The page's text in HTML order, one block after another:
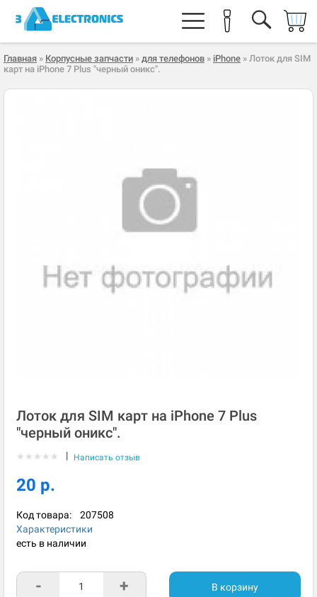
Главная » Корпусные запчасти » для телефонов » iPhone » Лоток для SIM
карт на iPhone 7 Plus "черный оникс".
Лоток для SIM карт на iPhone 7 Plus
"черный оникс".
★ ★ ★ ★ ★ | Написать отзыв
20 р.
Код товара: 207508
Характеристики
есть в наличии
- + В корзину